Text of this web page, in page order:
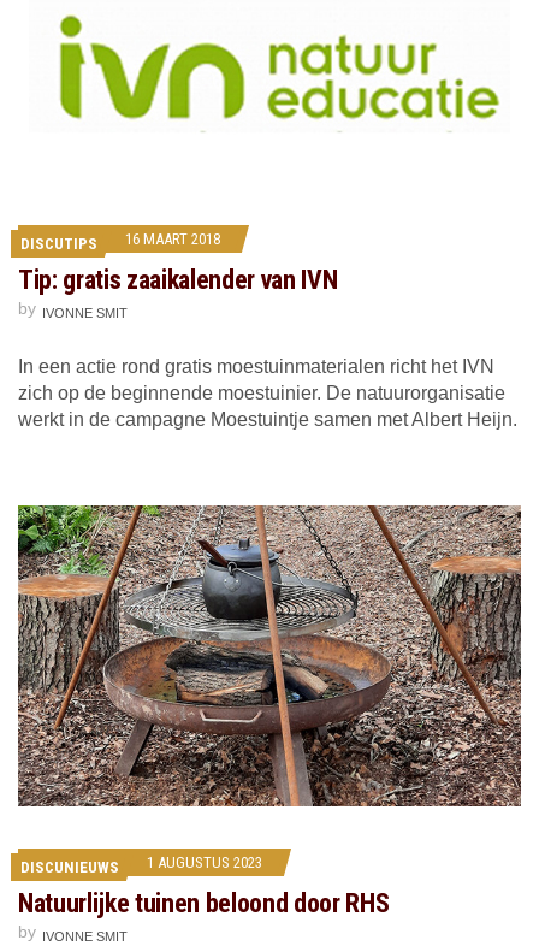
DISCUTIPS 16 MAART 2018
Tip: gratis zaaikalender van IVN
by IVONNE SMIT
In een actie rond gratis moestuinmaterialen richt het IVN
zich op de beginnende moestuinier. De natuurorganisatie
werkt in de campagne Moestuintje samen met Albert Heijn.
DISCUNIEUWS 1 AUGUSTUS 2023
Natuurlijke tuinen beloond door RHS
by IVONNE SMIT